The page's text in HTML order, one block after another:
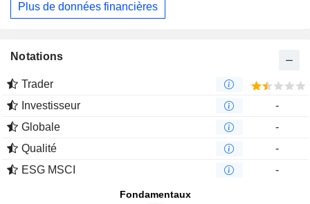
Plus de données financières
Notations
Trader
Investisseur
-
Globale
-
Qualité
-
ESG MSCI
-